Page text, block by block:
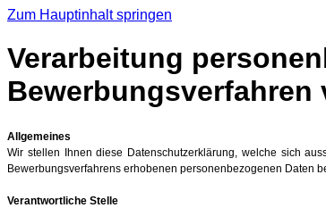
Zum Hauptinhalt springen
Verarbeitung
Allgemeines
Wir stellen Ihnen diese Datenschutzerklärung, welche sich
Bewerbungsverfahrens erhobenen personenbezogenen Daten
Verantwortliche Stelle